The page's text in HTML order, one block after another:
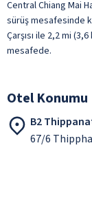
Central Chiang Mai
sürüş mesafesinde
Çarşısı ile 2,2 mi
mesafede.
Otel Konumu
B2
67/6